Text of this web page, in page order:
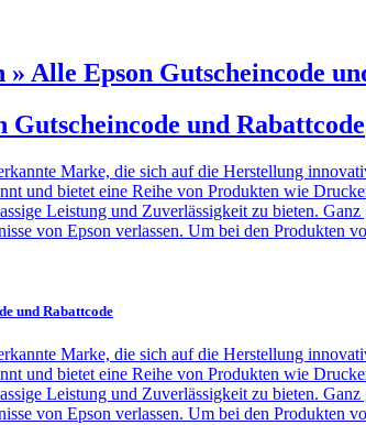
» Alle Epson Gutscheincode
Gutscheincode und Rabattcode
Marke, die sich auf die Herstellung
und bietet eine Reihe von Produkten wie
Leistung und Zuverlässigkeit zu bieten.
von Epson verlassen. Um bei den Produkten
und Rabattcode
Marke, die sich auf die Herstellung
und bietet eine Reihe von Produkten wie
Leistung und Zuverlässigkeit zu bieten.
von Epson verlassen. Um bei den Produkten